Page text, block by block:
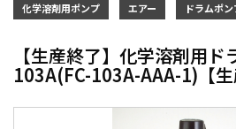
化学溶剤用ポンプ エアー ドラムポ
【生産終了】化学溶剤用ド
103A(FC-103A-AAA-1)【生